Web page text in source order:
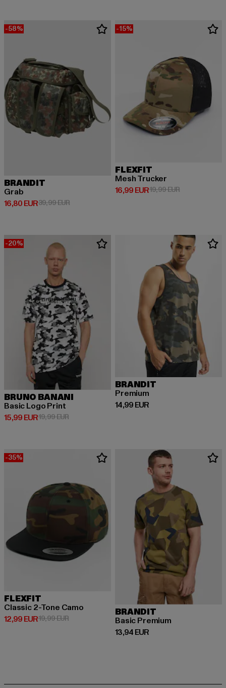
-58%
BRANDIT
Grab
16,80 EUR
Derzeitiger Preis: 16,80 EUR
39,99 EURAktionspreis: 39,99 EUR
-15%
FLEXFIT
Mesh Trucker
16,99 EUR
Derzeitiger Preis: 16,99 EUR
19,99 EURAktionspreis:
-20%
BRUNO BANANI
Basic Logo Print
15,99 EUR
Derzeitiger Preis: 15,99 EUR
19,99 EURAktionspreis: 19,99 EUR
BRANDIT
Premium
14,99 EUR
Derzeitiger Preis: 14,99 EUR
-35%
FLEXFIT
Classic 2-Tone Camo
12,99 EUR
Derzeitiger Preis: 12,99 EUR
19,99 EURAktionspreis: 19,99 EUR
BRANDIT
Basic Premium
13,94 EUR
Derzeitiger Preis: 13,94 EUR